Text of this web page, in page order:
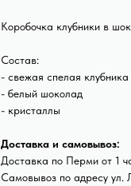
Коробочка клубники в
Состав:
- свежая спелая клубника
- белый шоколад
- кристаллы
Доставка и самовывоз:
Доставка по Перми от 1
Самовывоз по адресу ул.